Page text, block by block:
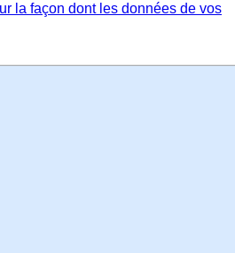
la façon dont les données de vos